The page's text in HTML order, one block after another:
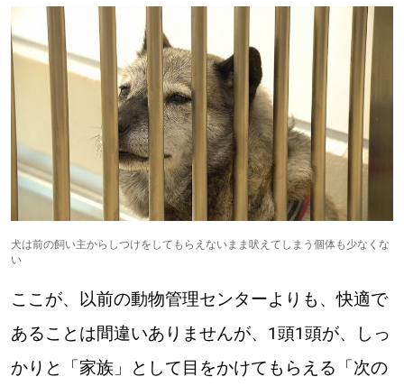
犬は前の飼い主からしつけをしてもらえないまま吠えてしまう個体も少なくな
い
ここが、以前の動物管理センターよりも、快適で
あることは間違いありませんが、1頭1頭が、しっ
かりと「家族」として目をかけてもらえる「次の